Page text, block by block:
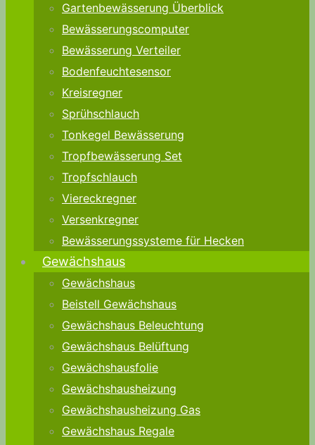
Gartenbewässerung Überblick
Bewässerungscomputer
Bewässerung Verteiler
Bodenfeuchtesensor
Kreisregner
Sprühschlauch
Tonkegel Bewässerung
Tropfbewässerung Set
Tropfschlauch
Viereckregner
Versenkregner
Bewässerungssysteme für Hecken
Gewächshaus
Gewächshaus
Beistell Gewächshaus
Gewächshaus Beleuchtung
Gewächshaus Belüftung
Gewächshausfolie
Gewächshausheizung
Gewächshausheizung Gas
Gewächshaus Regale